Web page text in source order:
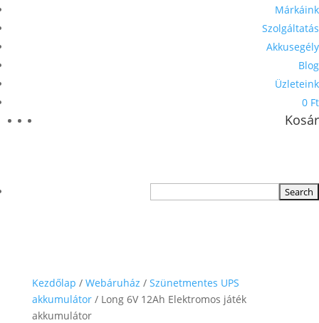
Márkáink
Szolgáltatás
Akkusegély
Blog
Üzleteink
0 Ft
Kosár
Kezdőlap / Webáruház / Szünetmentes UPS
akkumulátor/ Long 6V 12Ah Elektromos játék
akkumulátor